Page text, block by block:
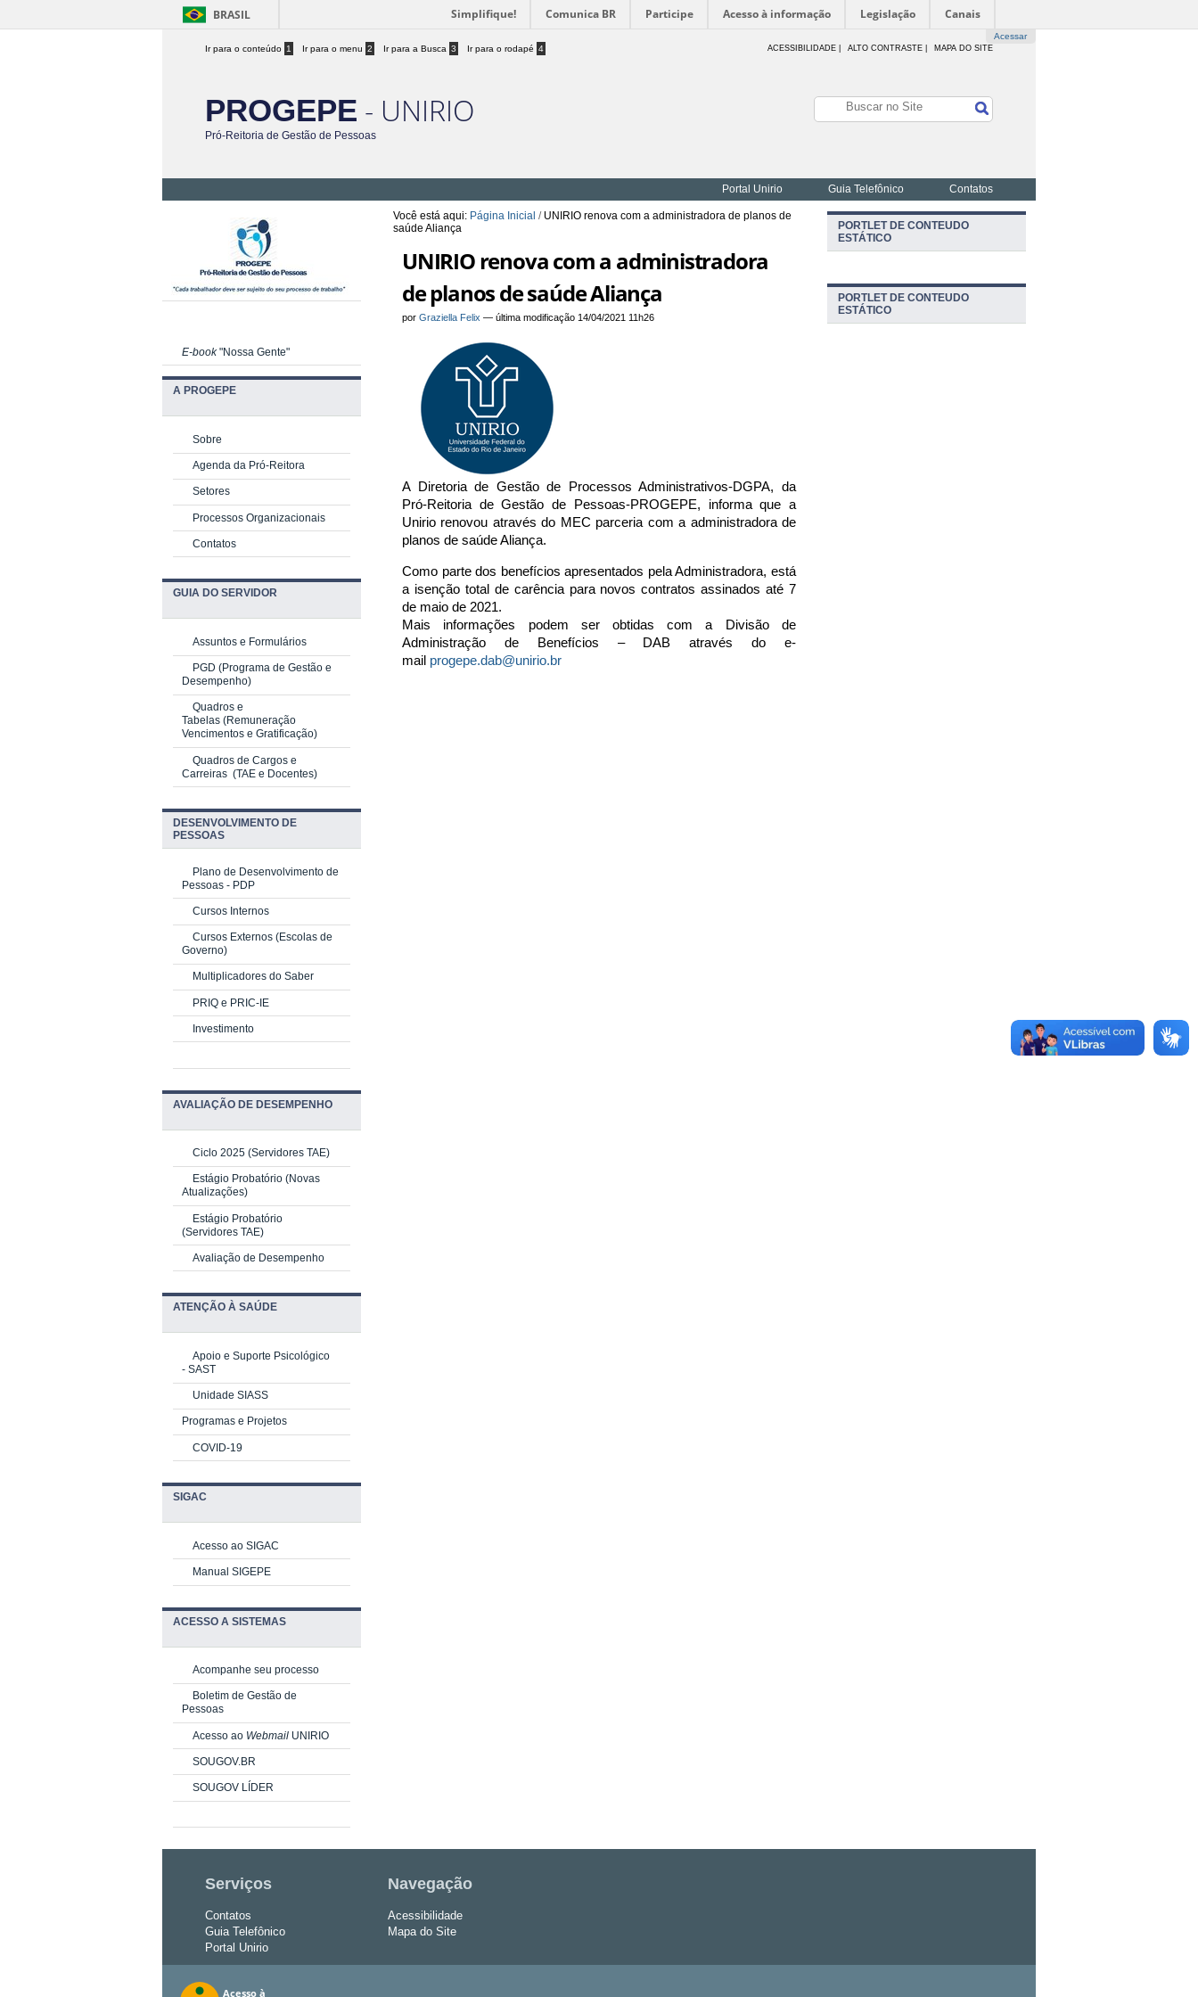
BRASIL Simplifique! Comunica BR Participe Acesso à informação Legislação Canais
Acessar
Ir para o conteúdo 1 Ir para o menu 2 Ir para a Busca 3 Ir para o rodapé 4 ACESSIBILIDADE ALTO CONTRASTE | MAPA DO SITE
PROGEPE - UNIRIO
Pró-Reitoria de Gestão de Pessoas
Portal Unirio Guia Telefônico Contatos
Você está aqui: Página Inicial / UNIRIO renova com a administradora de planos de
saúde Aliança
UNIRIO renova com a administradora
de planos de saúde Aliança
porGraziella Felix —última modificação 14/04/2021 11h26
A Diretoria de Gestão de Processos Administrativos-DGPA, da
Pró-Reitoria de Gestão de Pessoas-PROGEPE, informa que a
Unirio renovou através do MEC parceria com a administradora de
planos de saúde Aliança.
Como parte dos benefícios apresentados pela Administradora, está
a isenção total de carência para novos contratos assinados até 7
de maio de 2021.
Mais informações podem ser obtidas com a Divisão de
Administração de Benefícios – DAB através do e-
mail progepe.dab@unirio.br
E-book"Nossa Gente"
A PROGEPE
Sobre
Agenda da Pró-Reitora
Setores
Processos Organizacionais
Contatos
GUIA DO SERVIDOR
Assuntos e Formulários
PGD (Programa de Gestão e
Desempenho)
Quadros e
Tabelas (Remuneração
Vencimentos e Gratificação)
Quadros de Cargos e
Carreiras (TAE e Docentes)
DESENVOLVIMENTO DE
PESSOAS
Plano de Desenvolvimento de
Pessoas - PDP
Cursos Internos
Cursos Externos (Escolas de
Governo)
Multiplicadores do Saber
PRIQ e PRIC-IE
Investimento
AVALIAÇÃO DE DESEMPENHO
Ciclo 2025 (Servidores TAE)
Estágio Probatório (Novas
Atualizações)
Estágio Probatório
(Servidores TAE)
Avaliação de Desempenho
ATENÇÃO À SAÚDE
Apoio e Suporte Psicológico
- SAST
Unidade SIASS
Programas e Projetos
COVID-19
SIGAC
Acesso ao SIGAC
Manual SIGEPE
ACESSO A SISTEMAS
Acompanhe seu processo
Boletim de Gestão de
Pessoas
Acesso ao Webmail UNIRIO
SOUGOV.BR
SOUGOV LÍDER
PORTLET DE CONTEUDO
ESTÁTICO
PORTLET DE CONTEUDO
ESTÁTICO
Serviços
Contatos
Guia Telefônico
Portal Unirio
Navegação
Acessibilidade
Mapa do Site